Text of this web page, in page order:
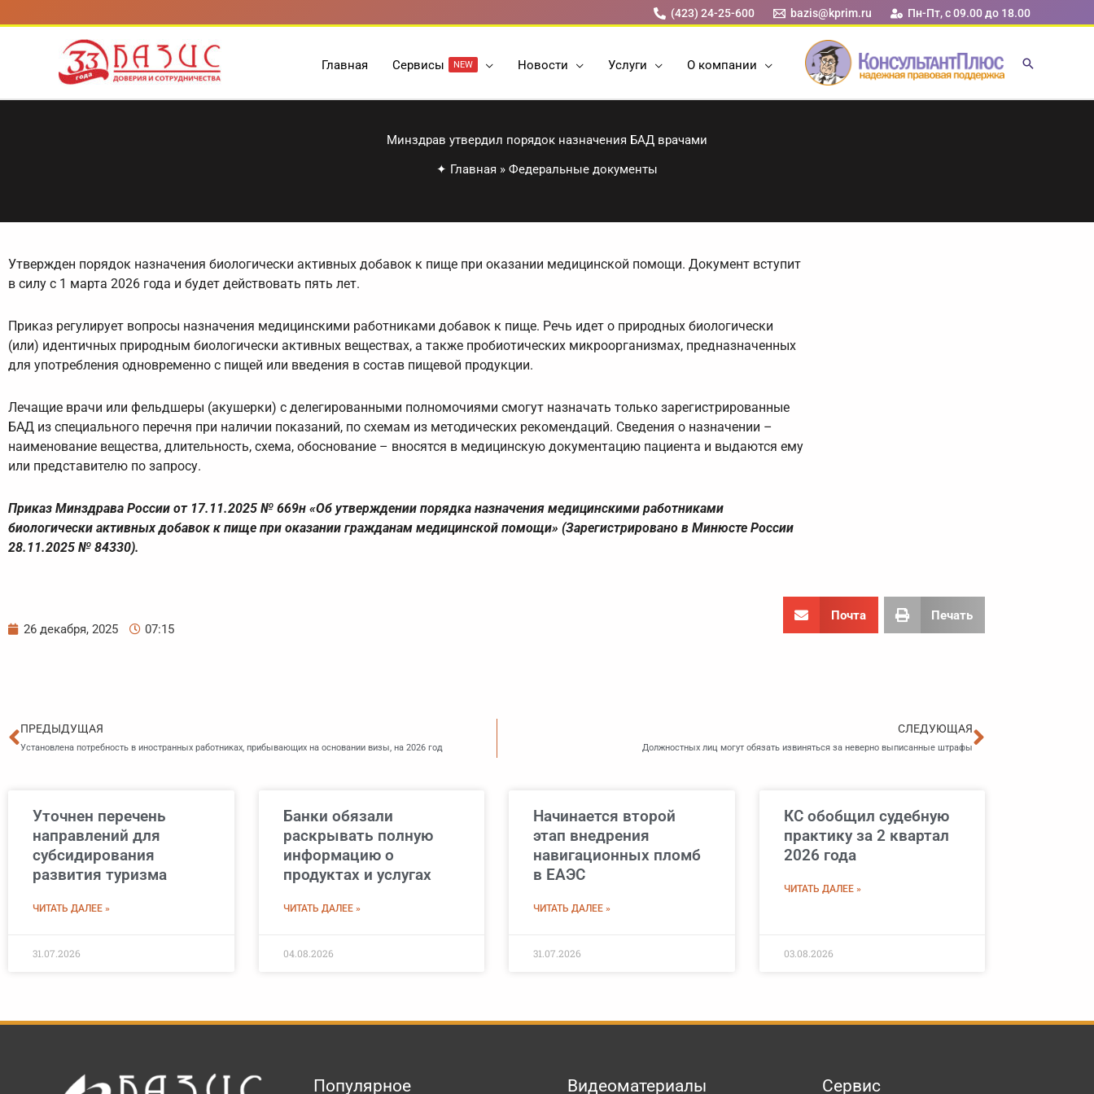
к
содержимому
(423) 24-25-600 bazis@kprim.ru Пн-Пт, с 09.00 до 18.00
Главная Cервисы NEW Новости Услуги О компании
Минздрав утвердил порядок назначения БАД врачами
✦ Главная » Федеральные документы
Утвержден порядок назначения биологически активных добавок к пище при оказании медицинской помощи. Документ вступит
в силу с 1 марта 2026 года и будет действовать пять лет.
Приказ регулирует вопросы назначения медицинскими работниками добавок к пище. Речь идет о природных биологически
(или) идентичных природным биологически активных веществах, а также пробиотических микроорганизмах, предназначенных
для употребления одновременно с пищей или введения в состав пищевой продукции.
Лечащие врачи или фельдшеры (акушерки) с делегированными полномочиями смогут назначать только зарегистрированные
БАД из специального перечня при наличии показаний, по схемам из методических рекомендаций. Сведения о назначении –
наименование вещества, длительность, схема, обоснование – вносятся в медицинскую документацию пациента и выдаются ему
или представителю по запросу.
Приказ Минздрава России от 17.11.2025 № 669н «Об утверждении порядка назначения медицинскими работниками
биологически активных добавок к пище при оказании гражданам медицинской помощи» (Зарегистрировано в Минюсте России
28.11.2025 № 84330).
26 декабря, 2025 07:15
Почта Печать
Пред
ПРЕДЫДУЩАЯ
Установлена потребность в иностранных работниках, прибывающих на основании визы, на 2026 год
СЛЕДУЮЩАЯ
Должностных лиц могут обязать извиняться за неверно выписанные штрафы
Уточнен перечень
направлений для
субсидирования
развития туризма
ЧИТАТЬ ДАЛЕЕ »
31.07.2026
Банки обязали
раскрывать полную
информацию о
продуктах и услугах
ЧИТАТЬ ДАЛЕЕ »
04.08.2026
Начинается второй
этап внедрения
навигационных пломб
в ЕАЭС
ЧИТАТЬ ДАЛЕЕ »
31.07.2026
КС обобщил судебную
практику за 2 квартал
2026 года
ЧИТАТЬ ДАЛЕЕ »
03.08.2026
Популярное Видеоматериалы Сервис